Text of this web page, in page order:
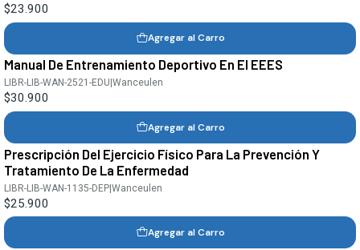
$23.900
Agregar al Carro
Manual De Entrenamiento Deportivo En El EEES
LIBR-LIB-WAN-2521-EDU |Wanceulen
$30.900
Agregar al Carro
Prescripción Del Ejercicio Físico Para La Prevención Y
Tratamiento De La Enfermedad
LIBR-LIB-WAN-1135-DEP|Wanceulen
$25.900
Agregar al Carro